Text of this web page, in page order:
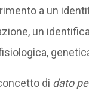
a un
un
di dato